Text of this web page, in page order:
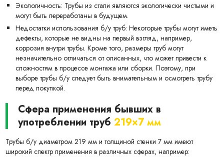
Экологичность: Трубы из стали являются экологически чистыми и
могут быть переработаны в будущем.
Недостатки использования б/у труб: Некоторые трубы могут иметь
дефекты, которые не видны на первый взгляд, например,
коррозия внутри трубы. Кроме того, размеры труб могут
незначительно отличаться от описанных, что может привести к
сложностям в процессе монтажа или сборки. Поэтому, при
выборе трубы б/у следует быть внимательным и осмотреть трубу
перед покупкой.
Сфера применения бывших в
употреблении труб219×7 мм
Трубы б/у диаметром 219 мм и толщиной стенки 7 мм имеют
широкий спектр применения в различных сферах, например: